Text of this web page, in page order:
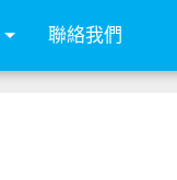
聯絡我們